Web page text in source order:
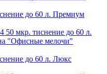
до 60 л. Премиум
до 60 л. Люкс